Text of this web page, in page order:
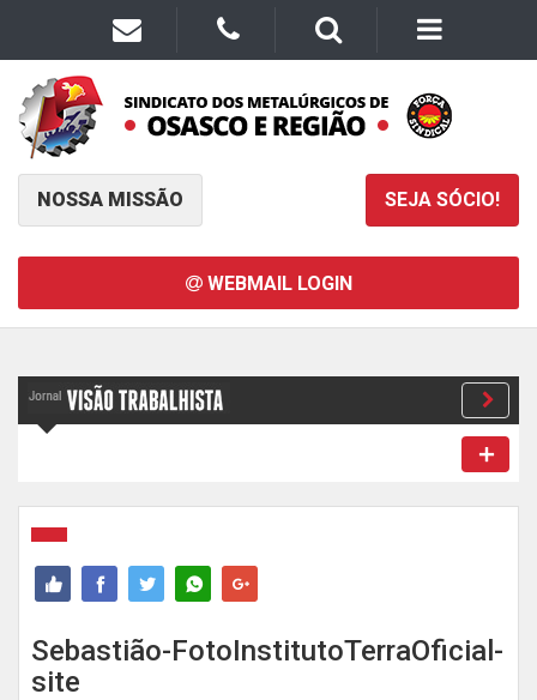
NOSSA MISSÃO SEJA SÓCIO!
WEBMAIL LOGIN
Sebastião-FotoInstitutoTerraOficial-
site